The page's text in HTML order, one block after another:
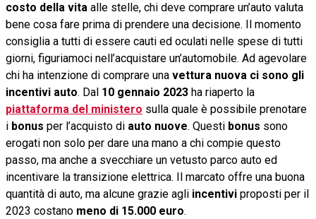
costo della vita alle stelle, chi deve comprare un’auto valuta
bene cosa fare prima di prendere una decisione. Il momento
consiglia a tutti di essere cauti ed oculati nelle spese di tutti
giorni, figuriamoci nell’acquistare un’automobile. Ad agevolare
chi ha intenzione di comprare una vettura nuova ci sono gli
incentivi auto. Dal 10 gennaio 2023 ha riaperto la
piattaforma del ministero sulla quale è possibile prenotare
i bonus per l’acquisto di auto nuove. Questi bonus sono
erogati non solo per dare una mano a chi compie questo
passo, ma anche a svecchiare un vetusto parco auto ed
incentivare la transizione elettrica. Il marcato offre una buona
quantità di auto, ma alcune grazie agli incentivi proposti per il
2023 costano meno di 15.000 euro.